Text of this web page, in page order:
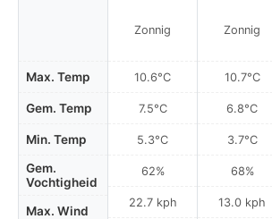
Max. Temp
Gem. Temp
Min. Temp
Gem.
Vochtigheid
Max. Wind
Zonnig
10.6°C
7.5°C
5.3°C
62%
22.7 kph
Zonnig
10.7°C
6.8°C
3.7°C
68%
13.0 kph